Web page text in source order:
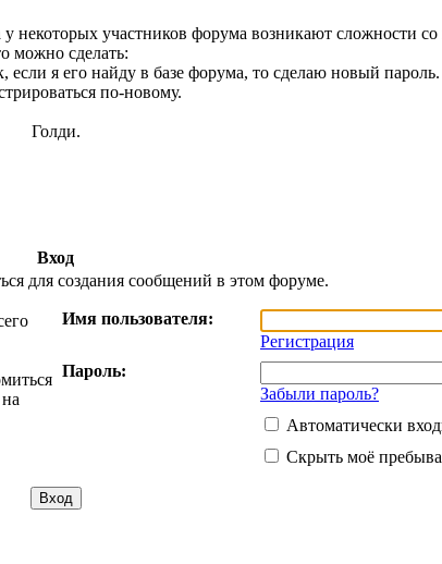
некоторых участников форума возникают сложности со
можно сделать:
если я его найду в базе форума, то сделаю новый
по-новому.
Голди.
Вход
для создания сообщений в этом форуме.
Имя пользователя:
Регистрация
Пароль:
Забыли пароль?
Автоматически
Скрыть моё